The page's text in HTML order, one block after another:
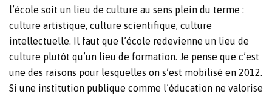
l’école soit un lieu de culture au sens plein du terme :
culture artistique, culture scientifique, culture
intellectuelle. Il faut que l’école redevienne un lieu de
culture plutôt qu’un lieu de formation. Je pense que c’est
une des raisons pour lesquelles on s’est mobilisé en 2012.
Si une institution publique comme l’éducation ne valorise